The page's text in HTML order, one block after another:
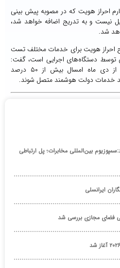
احراز هویت که در مصوبه پیش بینی
نیست و به تدریج اضافه خواهد شد،
شد.
احراز هویت برای خدمات مختلف تست
دستگاه‌های اجرایی است، گفت:
پیش بینی می‌شود که تا قبل از دی ماه امسال بیش از ۵۰ درصد
خدمات دولت هوشمند متصل شوند.
بین‌المللی مخابرات؛ پل ارتباطی
ملی فضای مجازی بررسی شد